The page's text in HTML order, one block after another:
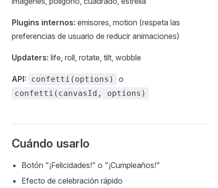
Plugins internos: emisores, motion (respeta las
preferencias de usuario de reducir animaciones)
Updaters: life, roll, rotate, tilt, wobble
API: confetti(options) o
confetti(canvasId, options)
Cuándo usarlo
Botón "¡Felicidades!" o "¡Cumpleaños!"
Efecto de celebración rápido